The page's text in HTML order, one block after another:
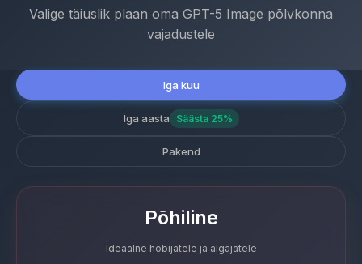
Valige täiuslik plaan oma GPT-5 Image põlvkonna
vajadustele
Iga kuu
Iga aasta Säästa 25%
Pakend
Põhiline
Ideaalne hobijatele ja algajatele